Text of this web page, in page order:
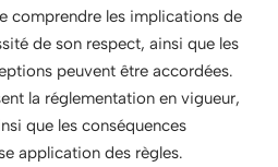
comprendre les implications de
de son respect, ainsi que les
peuvent être accordées.
la réglementation en vigueur,
que les conséquences
application des règles.